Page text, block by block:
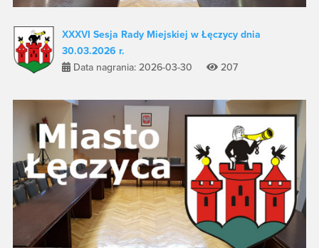
XXXVI Sesja Rady Miejskiej w Łęczycy dnia
30.03.2026 r.
Data nagrania: 2026-03-30
207